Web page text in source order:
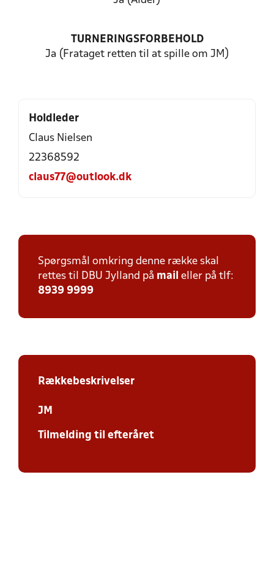
TURNERINGSFORBEHOLD
Ja (Frataget retten til at spille om JM)
Holdleder
Claus Nielsen
22368592
claus77@outlook.dk
Spørgsmål omkring denne række skal
rettes til DBU Jylland på mail eller på tlf:
8939 9999
Rækkebeskrivelser
JM
Tilmelding til efteråret